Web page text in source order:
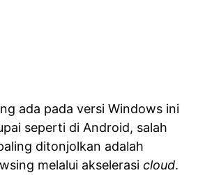
ada pada versi Windows ini
seperti di Android, salah
ditonjolkan adalah
melalui akselerasi cloud.